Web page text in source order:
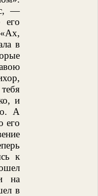
—
его
в
и
А
его
к
на
в